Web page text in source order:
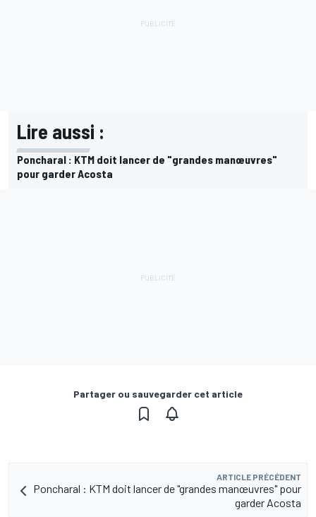
Lire aussi :
Poncharal : KTM doit lancer de "grandes manœuvres"
pour garder Acosta
Partager ou sauvegarder cet article
ARTICLE PRÉCÉDENT
Poncharal : KTM doit lancer de "grandes manœuvres" pour
garder Acosta